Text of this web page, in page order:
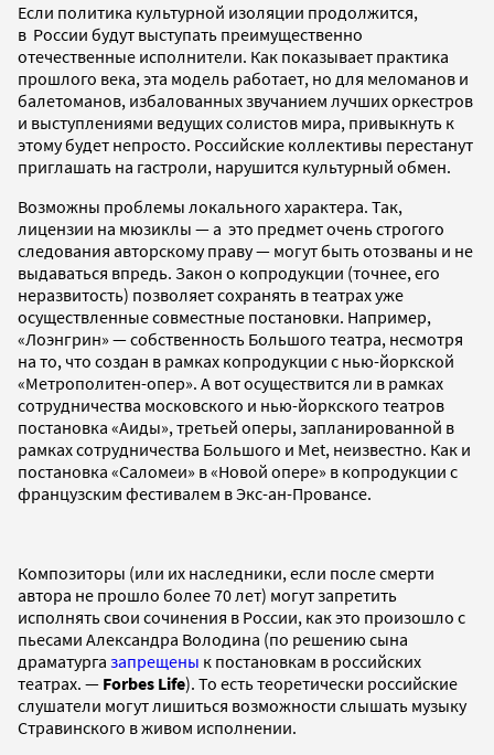
Если политика культурной изоляции продолжится,
в России будут выступать преимущественно
отечественные исполнители. Как показывает практика
прошлого века, эта модель работает, но для меломанов и
балетоманов, избалованных звучанием лучших оркестров
и выступлениями ведущих солистов мира, привыкнуть к
этому будет непросто. Российские коллективы перестанут
приглашать на гастроли, нарушится культурный обмен.
Возможны проблемы локального характера. Так,
лицензии на мюзиклы — а это предмет очень строгого
следования авторскому праву — могут быть отозваны и не
выдаваться впредь. Закон о копродукции (точнее, его
неразвитость) позволяет сохранять в театрах уже
осуществленные совместные постановки. Например,
«Лоэнгрин» — собственность Большого театра, несмотря
на то, что создан в рамках копродукции с нью-йоркской
«Метрополитен-опер». А вот осуществится ли в рамках
сотрудничества московского и нью-йоркского театров
постановка «Аиды», третьей оперы, запланированной в
рамках сотрудничества Большого и Met, неизвестно. Как и
постановка «Саломеи» в «Новой опере» в копродукции с
французским фестивалем в Экс-ан-Провансе.
Композиторы (или их наследники, если после смерти
автора не прошло более 70 лет) могут запретить
исполнять свои сочинения в России, как это произошло с
пьесами Александра Володина (по решению сына
драматурга запрещены к постановкам в российских
театрах. — Forbes Life). То есть теоретически российские
слушатели могут лишиться возможности слышать музыку
Стравинского в живом исполнении.